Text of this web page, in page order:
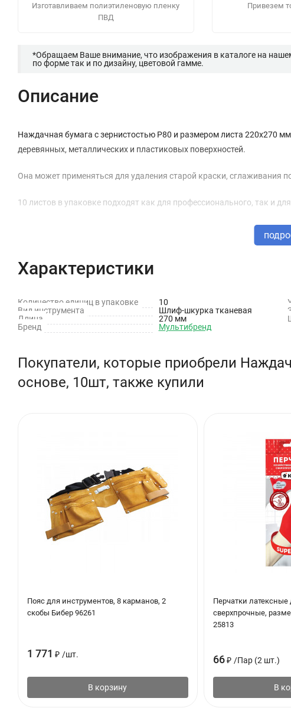
Изготавливаем полиэтиленовую пленку
ПВД
Привезем
*Обращаем Ваше внимание, что изображения в каталоге на
по форме так и по дизайну, цветовой гамме.
Описание
Наждачная бумага с зернистостью Р80 и размером листа 220x270
деревянных, металлических и пластиковых поверхностей.
Она может применяться для удаления старой краски, сглаживания
10 листов в упаковке подходят как для профессионального, так и
Характеристики
Количество единиц в упаковке 10
Вид инструмента
Шлиф-шкурка тканевая
Длина
270 мм
Бренд
Мультибренд
Покупатели, которые приобрели
основе, 10шт, также купили
Пояс для инструментов, 8 карманов, 2
скобы Бибер 96261
1 771 ₽ /шт.
В корзину
Перчатки латексные
сверхпрочные,
25813
66 ₽ /Пар (2 шт.)
В